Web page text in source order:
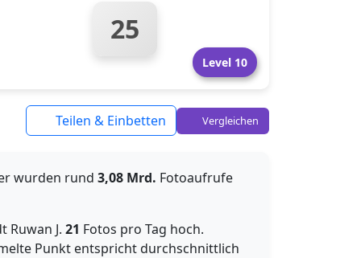
25
Level 10
Teilen & Einbetten Vergleichen
wurden rund 3,08 Mrd. Fotoaufrufe
Ruwan J. 21 Fotos pro Tag hoch.
Punkt entspricht durchschnittlich